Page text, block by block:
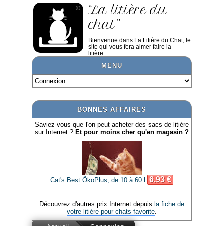
“La litière du
chat”
Bienvenue dans La Litière du Chat, le
site qui vous fera aimer faire la
litière...
MENU
BONNES AFFAIRES
Saviez-vous que l'on peut acheter des sacs de litière
sur Internet ? Et pour moins cher qu'en magasin ?
Cat's Best ÖkoPlus, de 10 à 60 l 6.93 €
Découvrez d'autres prix Internet depuis la fiche de
votre litière pour chats favorite.